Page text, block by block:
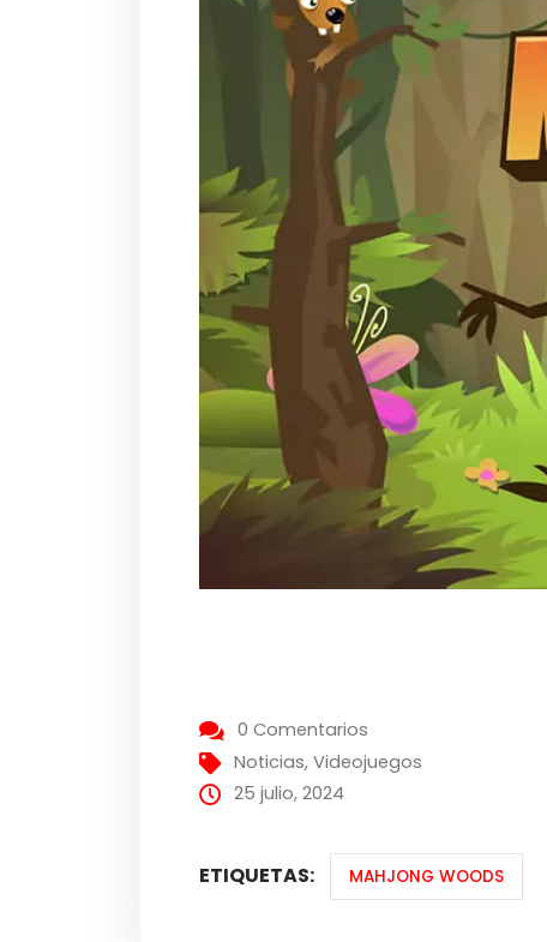
0 Comentarios
Noticias,Videojuegos
25 julio, 2024
ETIQUETAS: MAHJONG WOODS